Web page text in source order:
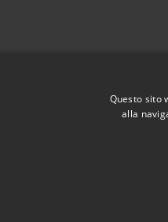
Questo sito
alla